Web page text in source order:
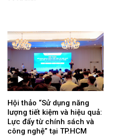
Hội thảo “Sử dụng năng
lượng tiết kiệm và hiệu quả:
Lực đẩy từ chính sách và
công nghệ” tại TP.HCM